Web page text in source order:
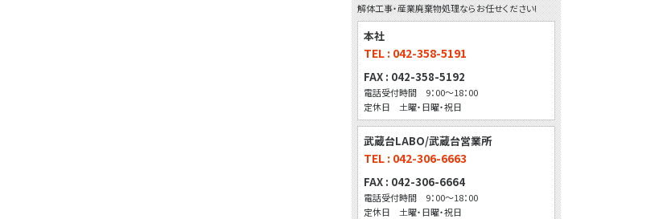
解体工事・産業廃棄物処理ならお任せください!
本社
TEL : 042-358-5191
FAX : 042-358-5192
電話受付時間 9：00～18：00
定休日 土曜・日曜・祝日
武蔵台LABO/武蔵台営業所
TEL : 042-306-6663
FAX : 042-306-6664
電話受付時間 9：00～18：00
定休日 土曜・日曜・祝日